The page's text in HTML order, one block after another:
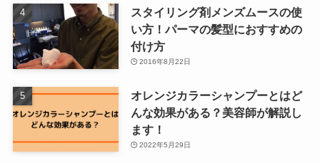
スタイリング剤メンズムースの使
い方！パーマの髪型におすすめの
付け方
2016年8月22日
オレンジカラーシャンプーとはど
んな効果がある？美容師が解説し
ます！
2022年5月29日